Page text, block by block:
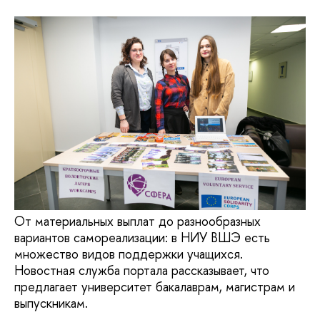
От материальных выплат до разнообразных
вариантов самореализации: в НИУ ВШЭ есть
множество видов поддержки учащихся.
Новостная служба портала рассказывает, что
предлагает университет бакалаврам, магистрам и
выпускникам.